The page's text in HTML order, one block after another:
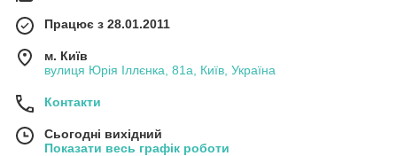
Працює з 28.01.2011
м. Київ
вулиця Юрія Іллєнка, 81а, Київ, Україна
Контакти
Сьогодні вихідний
Показати весь графік роботи